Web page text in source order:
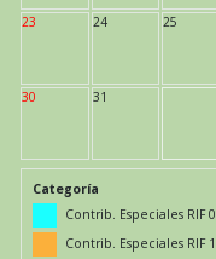
23 24 25
30 31
Categoría
Contrib. Especiales RIF 0
Contrib. Especiales RIF 1